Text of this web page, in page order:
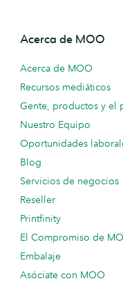
Acerca de MOO
Acerca de MOO
Recursos mediáticos
Gente, productos y el
Nuestro Equipo
Oportunidades
Blog
Servicios de negocios
Reseller
Printfinity
El Compromiso de
Embalaje
Asóciate con MOO